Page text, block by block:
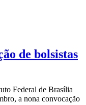
de bolsistas
Federal de Brasília
a nona convocação